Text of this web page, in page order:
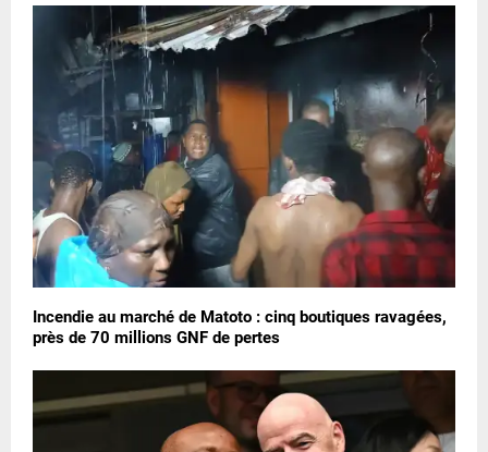
Incendie au marché de Matoto : cinq boutiques ravagées,
près de 70 millions GNF de pertes